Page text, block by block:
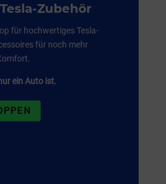
Zubehör
für hochwertiges Tesla-
für noch mehr
ein Auto ist.